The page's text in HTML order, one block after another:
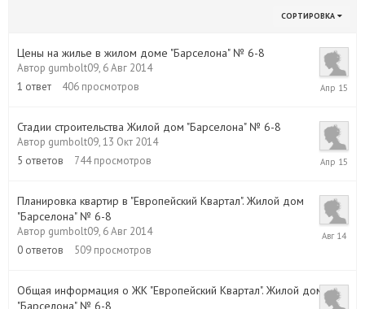
СОРТИРОВКА
Цены на жилье в жилом доме "Барселона" № 6-8
Автор gumbolt09, 6 Авг 2014
1 ответ 406 просмотров
6
Апр
Стадии строительства Жилой дом "Барселона" № 6-8
Автор gumbolt09,13 Окт 2014
5 ответов 744 просмотров
6
Апр
Планировка квартир в "Европейский Квартал". Жилой дом
"Барселона" № 6-8
Автор gumbolt09, 6 Авг 2014
0 ответов 509 просмотров
6
Общая информация о ЖК "Европейский Квартал". Жилой дом
"Барселона" № 6-8